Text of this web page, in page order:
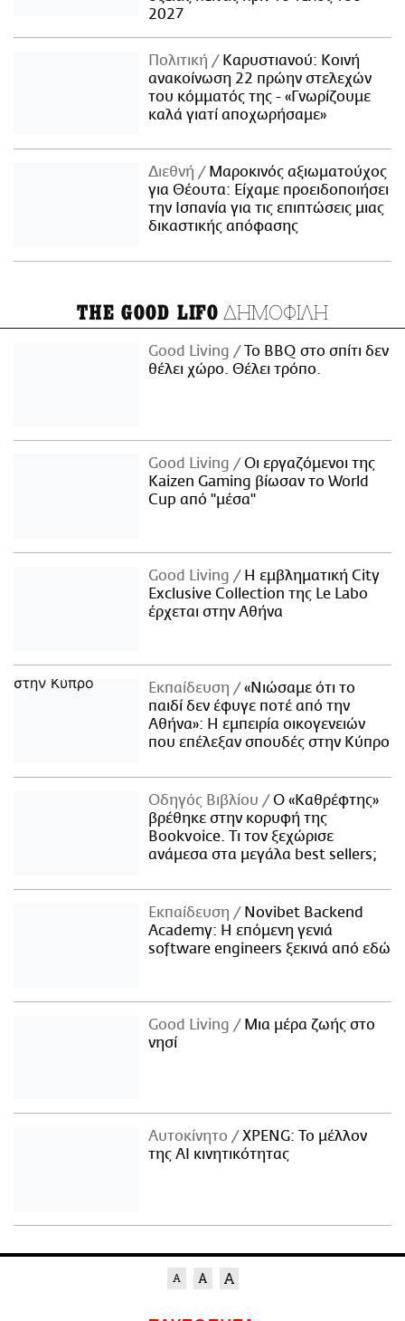
2027
Πολιτική
Καρυστιανού: Κοινή
ανακοίνωση 22 πρώην στελεχών
του κόμματός της - «Γνωρίζουμε
καλά γιατί αποχωρήσαμε»
Διεθνή
Μαροκινός αξιωματούχος
για Θέουτα: Είχαμε προειδοποιήσει
την Ισπανία για τις επιπτώσεις μιας
δικαστικής απόφασης
THE GOOD LIFO ΔΗΜΟΦΙΛΗ
Good Living
Το BBQ στο σπίτι δεν
θέλει χώρο. Θέλει τρόπο.
Good Living
Οι εργαζόμενοι της
Kaizen Gaming βίωσαν το World
Cup από "μέσα"
Good Living
Η εμβληματική City
Exclusive Collection της Le Labo
έρχεται στην Αθήνα
Εκπαίδευση
«Νιώσαμε ότι το
παιδί δεν έφυγε ποτέ από την
Αθήνα»: Η εμπειρία οικογενειών
που επέλεξαν σπουδές στην Κύπρο
Οδηγός Βιβλίου
Ο «Καθρέφτης»
βρέθηκε στην κορυφή της
Bookvoice. Τι τον ξεχώρισε
ανάμεσα στα μεγάλα best sellers;
Εκπαίδευση
Novibet Backend
Academy: Η επόμενη γενιά
software engineers ξεκινά από εδώ
Good Living
Μια μέρα ζωής στο
νησί
Αυτοκίνητο
XPENG: Το μέλλον
της AI κινητικότητας